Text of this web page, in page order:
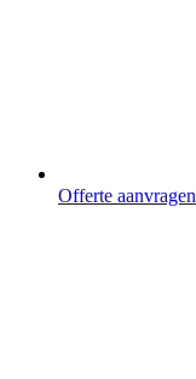
Offerte aanvragen